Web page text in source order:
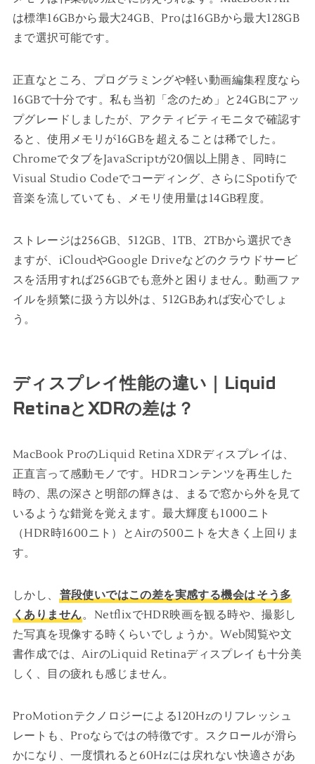
は標準16GBから最大24GB、Proは16GBから最大128GB
まで選択可能です。
正直なところ、プログラミングや軽い動画編集程度なら
16GBで十分です。私も当初「念のため」と24GBにアッ
プグレードしましたが、アクティビティモニタで確認す
ると、使用メモリが16GBを超えることは稀でした。
ChromeでタブをJavaScriptが20個以上開き、同時に
Visual Studio Codeでコーディング、さらにSpotifyで
音楽を流していても、メモリ使用量は14GB程度。
ストレージは256GB、512GB、1TB、2TBから選択でき
ますが、iCloudやGoogle Driveなどのクラウドサービ
スを活用すれば256GBでも意外と困りません。動画ファ
イルを頻繁に扱う方以外は、512GBあれば安心でしょ
う。
ディスプレイ性能の違い｜Liquid
RetinaとXDRの差は？
MacBook ProのLiquid Retina XDRディスプレイは、
正直言って感動モノです。HDRコンテンツを再生した
時の、黒の深さと明部の輝きは、まるで窓から外を見て
いるような錯覚を覚えます。最大輝度も1000ニト
（HDR時1600ニト）とAirの500ニトを大きく上回りま
す。
しかし、 普段使いではこの差を実感する機会はそう多
くありません。NetflixでHDR映画を観る時や、撮影し
た写真を現像する時くらいでしょうか。Web閲覧や文
書作成では、AirのLiquid Retinaディスプレイも十分美
しく、目の疲れも感じません。
ProMotionテクノロジーによる120Hzのリフレッシュ
レートも、Proならではの特徴です。スクロールが滑ら
かになり、一度慣れると60Hzには戻れない快適さがあ